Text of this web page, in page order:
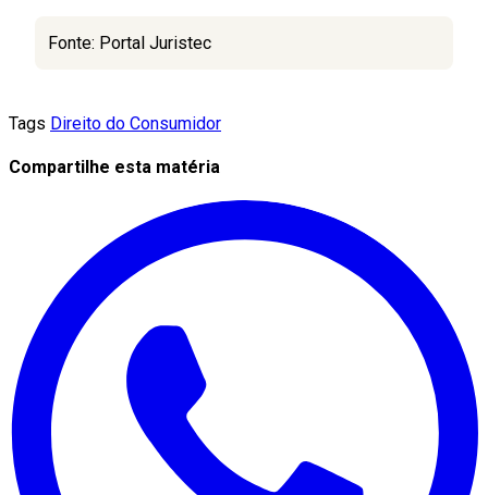
Fonte: Portal Juristec
Tags Direito do Consumidor
Compartilhe esta matéria